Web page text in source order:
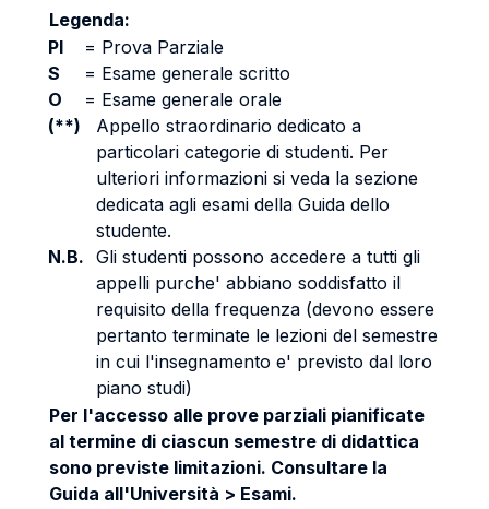
Legenda:
PI
= Prova Parziale
S
= Esame generale scritto
O
= Esame generale orale
(**)
Appello straordinario dedicato a
particolari categorie di studenti. Per
ulteriori informazioni si veda la sezione
dedicata agli esami della Guida dello
studente.
N.B. Gli studenti possono accedere a tutti gli
appelli purche' abbiano soddisfatto il
requisito della frequenza (devono essere
pertanto terminate le lezioni del semestre
in cui l'insegnamento e' previsto dal loro
piano studi)
Per l'accesso alle prove parziali pianificate
al termine di ciascun semestre di didattica
sono previste limitazioni. Consultare la
Guida all'Università > Esami.